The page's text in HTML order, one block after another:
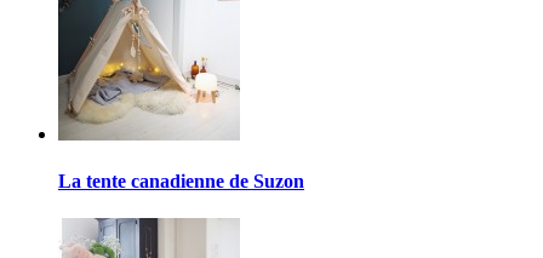
La tente canadienne de Suzon